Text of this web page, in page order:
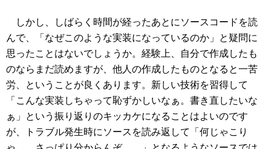
しかし、しばらく時間が経ったあとにソースコードを読
んで、「なぜこのような実装になっているのか」と疑問に
思ったことはないでしょうか。経験上、自分で作成したも
のならまだ読めますが、他人の作成したものとなると一苦
労、ということが良くあります。新しい技術を習得して
「こんな実装しちゃって恥ずかしいなぁ。書き直したいな
ぁ」という振り返りのキッカケになることはよいのです
が、トラブル発生時にソースを読み返して「何じゃこり